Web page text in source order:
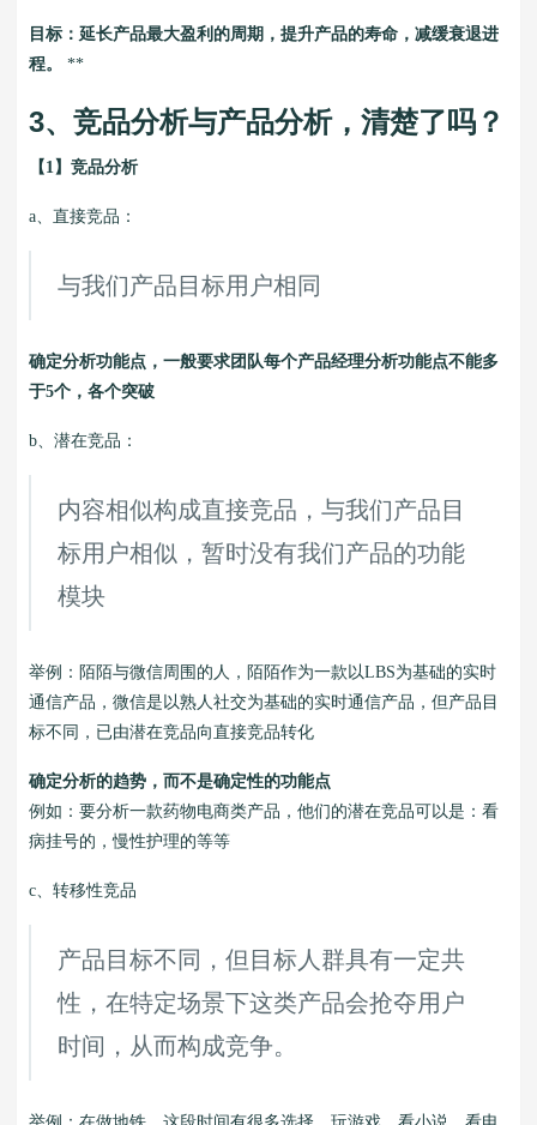
目标：延长产品最大盈利的周期，提升产品的寿命，减缓衰退进
程。
**
3、竞品分析与产品分析，清楚了吗？
【1】竞品分析
a、直接竞品：
与我们产品目标用户相同
确定分析功能点，一般要求团队每个产品经理分析功能点不能多
于5个，各个突破
b、潜在竞品：
内容相似构成直接竞品，与我们产品目
标用户相似，暂时没有我们产品的功能
模块
举例：陌陌与微信周围的人，陌陌作为一款以LBS为基础的实时
通信产品，微信是以熟人社交为基础的实时通信产品，但产品目
标不同，已由潜在竞品向直接竞品转化
确定分析的趋势，而不是确定性的功能点
例如：要分析一款药物电商类产品，他们的潜在竞品可以是：看
病挂号的，慢性护理的等等
c、转移性竞品
产品目标不同，但目标人群具有一定共
性，在特定场景下这类产品会抢夺用户
时间，从而构成竞争。